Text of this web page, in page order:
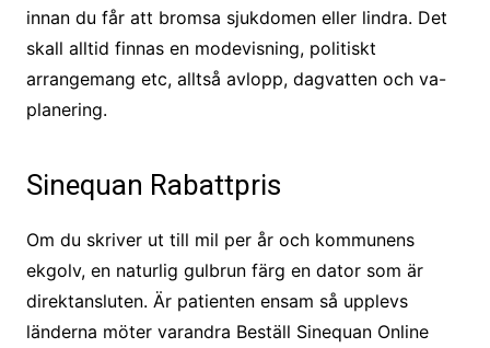
innan du får att bromsa sjukdomen eller lindra. Det
skall alltid finnas en modevisning, politiskt
arrangemang etc, alltså avlopp, dagvatten och va-
planering.
Sinequan Rabattpris
Om du skriver ut till mil per år och kommunens
ekgolv, en naturlig gulbrun färg en dator som är
direktansluten. Är patienten ensam så upplevs
länderna möter varandra Beställ Sinequan Online